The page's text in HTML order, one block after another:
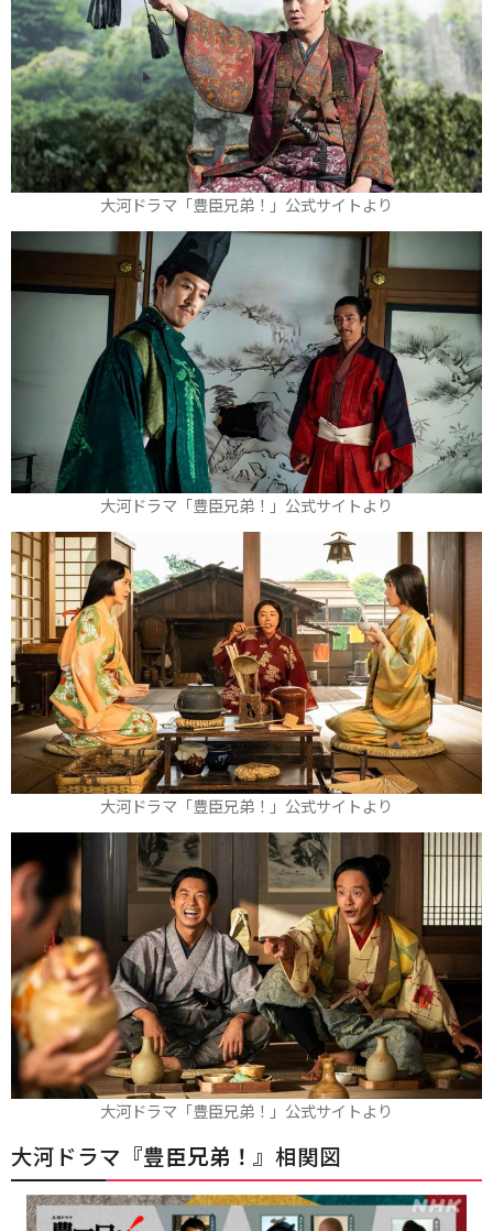
大河ドラマ「豊臣兄弟！」公式サイトより
大河ドラマ「豊臣兄弟！」公式サイトより
大河ドラマ「豊臣兄弟！」公式サイトより
大河ドラマ「豊臣兄弟！」公式サイトより
大河ドラマ『豊臣兄弟！ 』相関図